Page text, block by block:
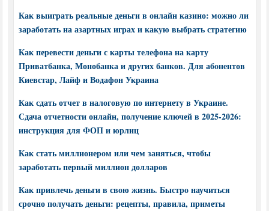
Как выиграть реальные деньги в онлайн казино: можно ли
заработать на азартных играх и какую выбрать стратегию
Как перевести деньги с карты телефона на карту
Приватбанка, Монобанка и других банков. Для абонентов
Киевстар, Лайф и Водафон Украина
Как сдать отчет в налоговую по интернету в Украине.
Сдача отчетности онлайн, получение ключей в 2025-2026:
инструкция для ФОП и юрлиц
Как стать миллионером или чем заняться, чтобы
заработать первый миллион долларов
Как привлечь деньги в свою жизнь. Быстро научиться
срочно получать деньги: рецепты, правила, приметы